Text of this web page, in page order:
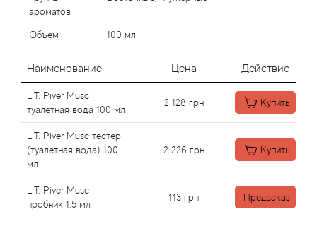
ароматов
Объем 100 мл
Наименование Цена Действие
L.T. Piver Musc
туалетная вода 100 мл
2 128 грн Купить
L.T. Piver Musc тестер
(туалетная вода) 100
мл
2 226 грн Купить
L.T. Piver Musc
пробник 1.5 мл
113 грн Предзаказ
Agent Provocateur
Aigner
Aj Arabia (Widian)
Ajmal
Al Haramain